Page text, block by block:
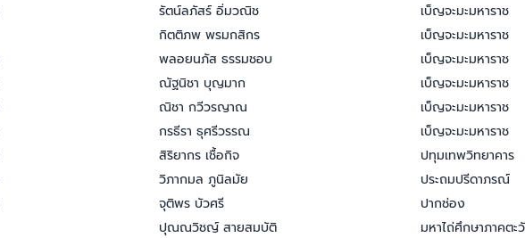
รัตน์ลภัสร์ อิ่มวณิช
เบ็ญจะมะมหาราช
กิตติภพ พรมกสิกร
เบ็ญจะมะมหาราช
พลอยนภัส ธรรมชอบ
เบ็ญจะมะมหาราช
ณัฐนิชา บุญมาก
เบ็ญจะมะมหาราช
ณิชา กวีวรญาณ
เบ็ญจะมะมหาราช
กรธีรา ธุศรีวรรณ
เบ็ญจะมะมหาราช
สิริยากร เชื้อกิจ
ปทุมเทพวิทยาคาร
วิภากมล ภูนิลมัย
ประถมปรีดาภรณ์
จุติพร บัวศรี
ปากช่อง
ปุณณวิชญ์ สายสมบัติ
มหาไถ่ศึกษาภาคต